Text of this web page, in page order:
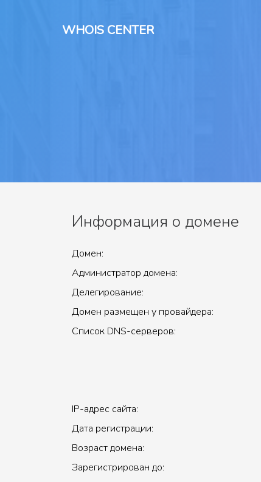
WHOIS CENTER
Информация о домене
Домен:
Администратор домена:
Делегирование:
Домен размещен у провайдера:
Список DNS-серверов:
IP-адрес сайта:
Дата регистрации:
Возраст домена:
Зарегистрирован до: